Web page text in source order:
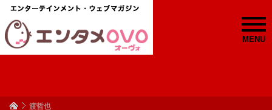
MENU
渡哲也